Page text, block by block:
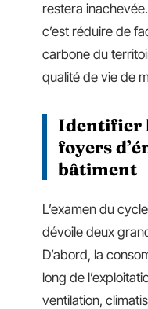
restera
c’est réduire de
carbone du
qualité de vie de
Identifier
foyers
bâtiment
L’examen du
dévoile deux
D’abord, la
long de
ventilation,